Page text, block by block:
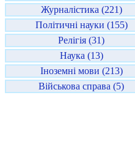
Журналістика (221)
Політичні науки (155)
Релігія (31)
Наука (13)
Іноземні мови (213)
Військова справа (5)